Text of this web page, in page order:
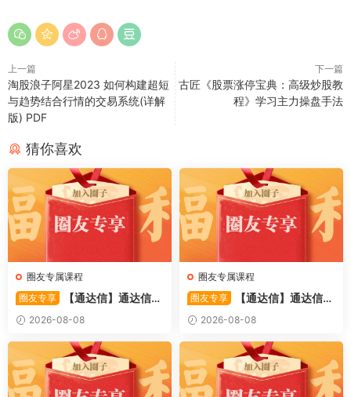
上一篇
淘股浪子阿星2023 如何构建超短
与趋势结合行情的交易系统(详解
版) PDF
下一篇
古匠《股票涨停宝典：高级炒股教
程》学习主力操盘手法
猜你喜欢
圈友专属课程
圈友专享
【通达信】通达信
〖备战龙妖〗副图/选股 精准
捕捉龙头启动进场信号 源码
2026-08-08
圈友专属课程
圈友专享
【通达信】通达信
〖重心突破〗主副图/选股 捕
捉股价在特定形态下的反转与
启动信号 源码
2026-08-08